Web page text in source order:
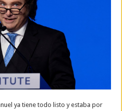
ya tiene todo listo y estaba por